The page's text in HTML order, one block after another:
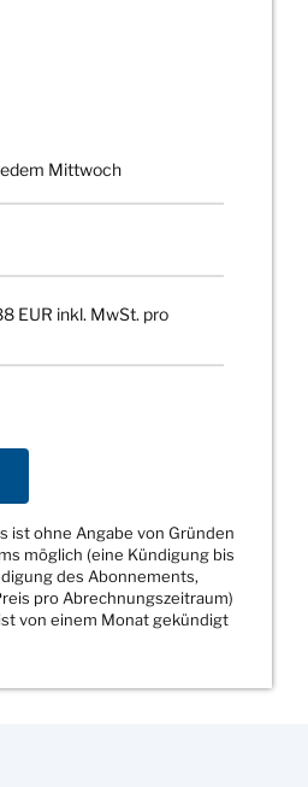
Mittwoch
EUR inkl. MwSt. pro
ist ohne Angabe von Gründen
möglich (eine Kündigung bis
des Abonnements,
pro Abrechnungszeitraum)
von einem Monat gekündigt